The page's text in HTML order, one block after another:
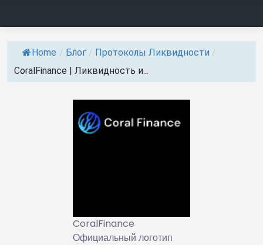
Home / Блог / Протоколы Ликвидности /
CoralFinance | Ликвидность и...
CoralFinance
Официальный логотип